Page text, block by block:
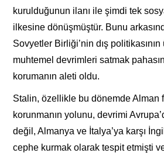
kurulduğunun ilanı ile şimdi tek
ilkesine dönüşmüştür. Bunu
Sovyetler Birliği’nin dış
muhtemel devrimleri satmak
korumanın aleti oldu.
Stalin, özellikle bu dönemde Alman
korunmanın yolunu, devrimi
değil, Almanya ve İtalya’ya karşı
cephe kurmak olarak tespit etmişti